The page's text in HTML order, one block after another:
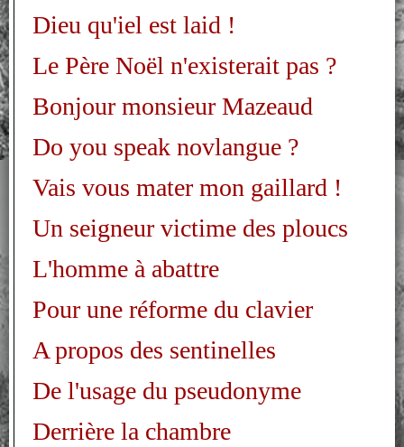
Dieu qu'iel est laid !
Le Père Noël n'existerait pas ?
Bonjour monsieur Mazeaud
Do you speak novlangue ?
Vais vous mater mon gaillard !
Un seigneur victime des ploucs
L'homme à abattre
Pour une réforme du clavier
A propos des sentinelles
De l'usage du pseudonyme
Derrière la chambre